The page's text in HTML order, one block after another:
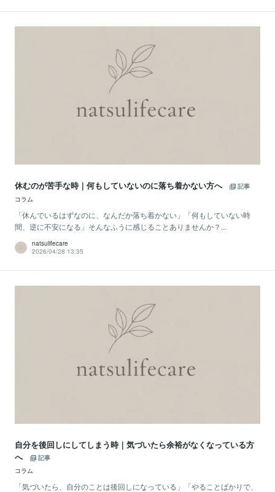
休むのが苦手な時｜何もしていないのに落ち着かない方へ
記事
コラム
「休んでいるはずなのに、なんだか落ち着かない」「何もしていない時
間、逆に不安になる」そんなふうに感じることありませんか？...
natsulifecare
2026/04/28 13:35
自分を後回しにしてしまう時｜気づいたら余裕がなくなっている方
へ
記事
コラム
「気づいたら、自分のことは後回しになっている」「やることばかりで、